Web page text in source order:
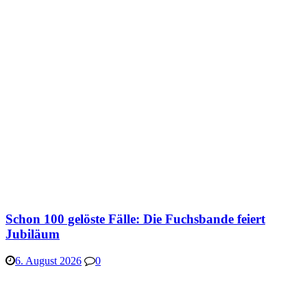
Schon 100 gelöste Fälle: Die Fuchsbande feiert
Jubiläum
6. August 2026 0